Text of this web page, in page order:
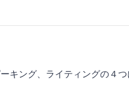
キング、ライティングの４